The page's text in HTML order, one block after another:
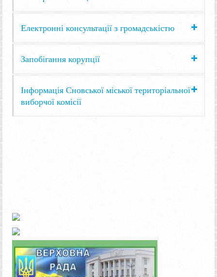
Електронні консультації з громадськістю
Запобігання корупції
Інформація Сновської міської територіальної
виборчої комісії